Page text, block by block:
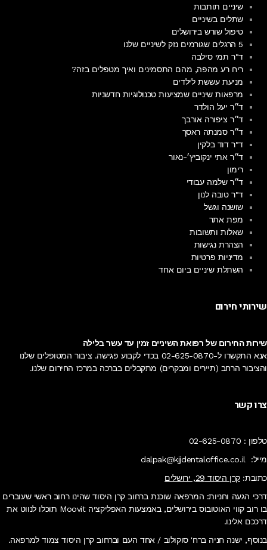
שיניים תותבות
שתלים בשיניים
טיפול שורש בירושלים
5 הרגלים שגורמים נזק לשיניים שלנו
ד"ר תמי סילבה
ריח רע מהפה, מהם התסמינים ואיך מטפלים בזה?
מניעת עששת לילדים
מרפאות שיניים שמציעות טכנולוגיות חדשניות
ד״ר יעל הולדר
ד״ר ציפורה אורבך
ד״ר סמנתה ראסך
ד"ר דוד בלקין
ד״ר אתי ינקוביץ׳-נאור
רימון
ד״ר שלמה עבודי
ד"ר טובה לנון
שושנה וגשל
מפת אתר
שאלות ותשובות
הצהרת נגישות
מדיניות פרטיות
השתלת שיניים ביום אחד
שירותי חירום
שירות החירום של רפואת השיניים זמין עד עשר בלילה
אנא התקשרו ל-02-625-0870 בכדי לקבוע פגישה. ציבור המטופלים שלנו
והציבור הרחב (תיירים ומבקרים) מתקבלים בברכהבמרכז החירום שלנו.
צרו קשר
טלפון : 02-625-0870
מייל:dalpak@kjjdentaloffice.co.il
כתובת:קרן היסוד 29, ירושלים
דרכי הגעה וחניות: המרפאה שוכנת ברחוב קרן היסוד שהינו רחוב ראשי שעוברים
בו רוב קווי האוטובוס בירושלים, באמצעות האפליקציה Moovit תוכלו לנווט את
דרככם אלינו.
בנוסף, ישנה חניה ברח' סוקולוב / אחד העם וברחוב קרן היסוד צמוד למרפאה.